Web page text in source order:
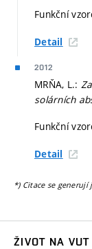
Funkční
Detail
2012
MRŇA, L.:
solárních
Funkční
Detail
*) Citace se
ŽIVOT NA VUT